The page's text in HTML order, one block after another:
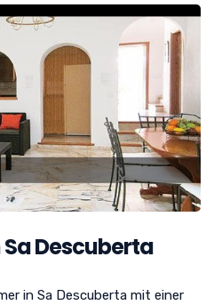
Descuberta
in Sa Descuberta mit einer